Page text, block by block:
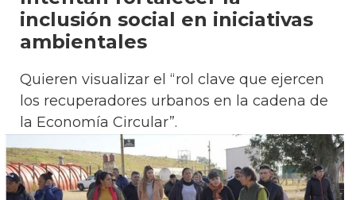
inclusión social en iniciativas
ambientales
Quieren visualizar el “rol clave que ejercen
los recuperadores urbanos en la cadena de
la Economía Circular”.